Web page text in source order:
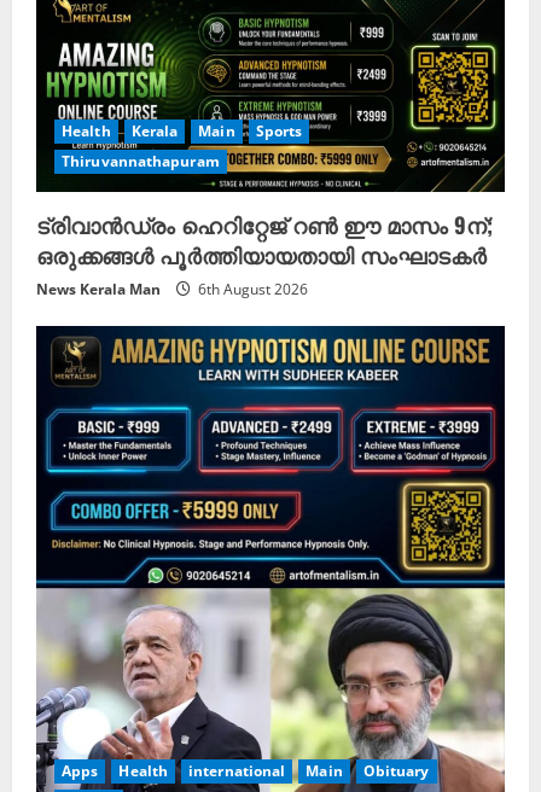
Health Kerala Main
Sports
Thiruvannathapuram
ട്രിവാൻഡ്രം ഹെറിറ്റേജ് റൺ ഈ മാസം 9ന്;
ഒരുക്കങ്ങൾ പൂർത്തിയായതായി സംഘാടകർ
News Kerala Man 6th August 2026
Apps Health international Main
Obituary